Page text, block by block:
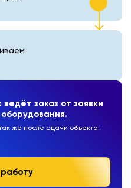
заказ от заявки
же после сдачи объекта.